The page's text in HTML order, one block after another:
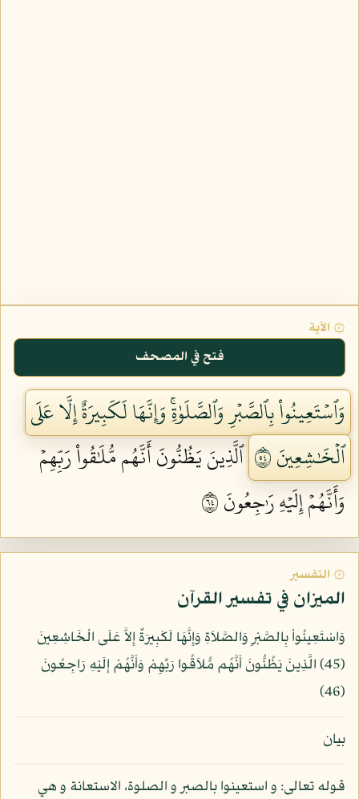
۞ الآية
فتح في المصحف
وَٱسۡتَعِينُواْ بِٱلصَّبۡرِ وَٱلصَّلَوٰةِۚ وَإِنَّهَا لَكَبِيرَةٌ إِلَّا عَلَى
ٱلۡخَٰشِعِينَ ٤٥
ٱلَّذِينَ يَظُنُّونَ أَنَّهُم مُّلَٰقُواْ رَبِّهِمۡ
وَأَنَّهُمۡ إِلَيۡهِ رَٰجِعُونَ ٤٦
۞ التفسير
الميزان في تفسير القرآن
وَاسْتَعِينُواْ بِالصَّبْرِ وَالصَّلاَةِ وَإِنَّهَا لَكَبِيرَةٌ إِلاَّ عَلَى الْخَاشِعِينَ
(45) الَّذِينَ يَظُنُّونَ أَنَّهُم مُّلاَقُوا رَبِّهِمْ وَأَنَّهُمْ إِلَيْهِ رَاجِعُونَ
(46)
بيان
قوله تعالى: و استعينوا بالصبر و الصلوة، الاستعانة و هي